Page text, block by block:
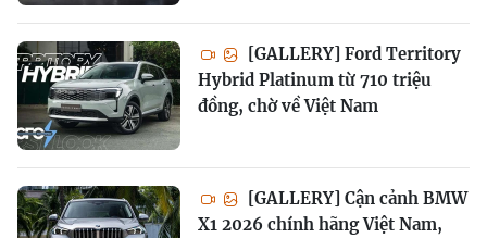
[GALLERY] Ford Territory
Hybrid Platinum từ 710 triệu
đồng, chờ về Việt Nam
[GALLERY] Cận cảnh BMW
X1 2026 chính hãng Việt Nam,